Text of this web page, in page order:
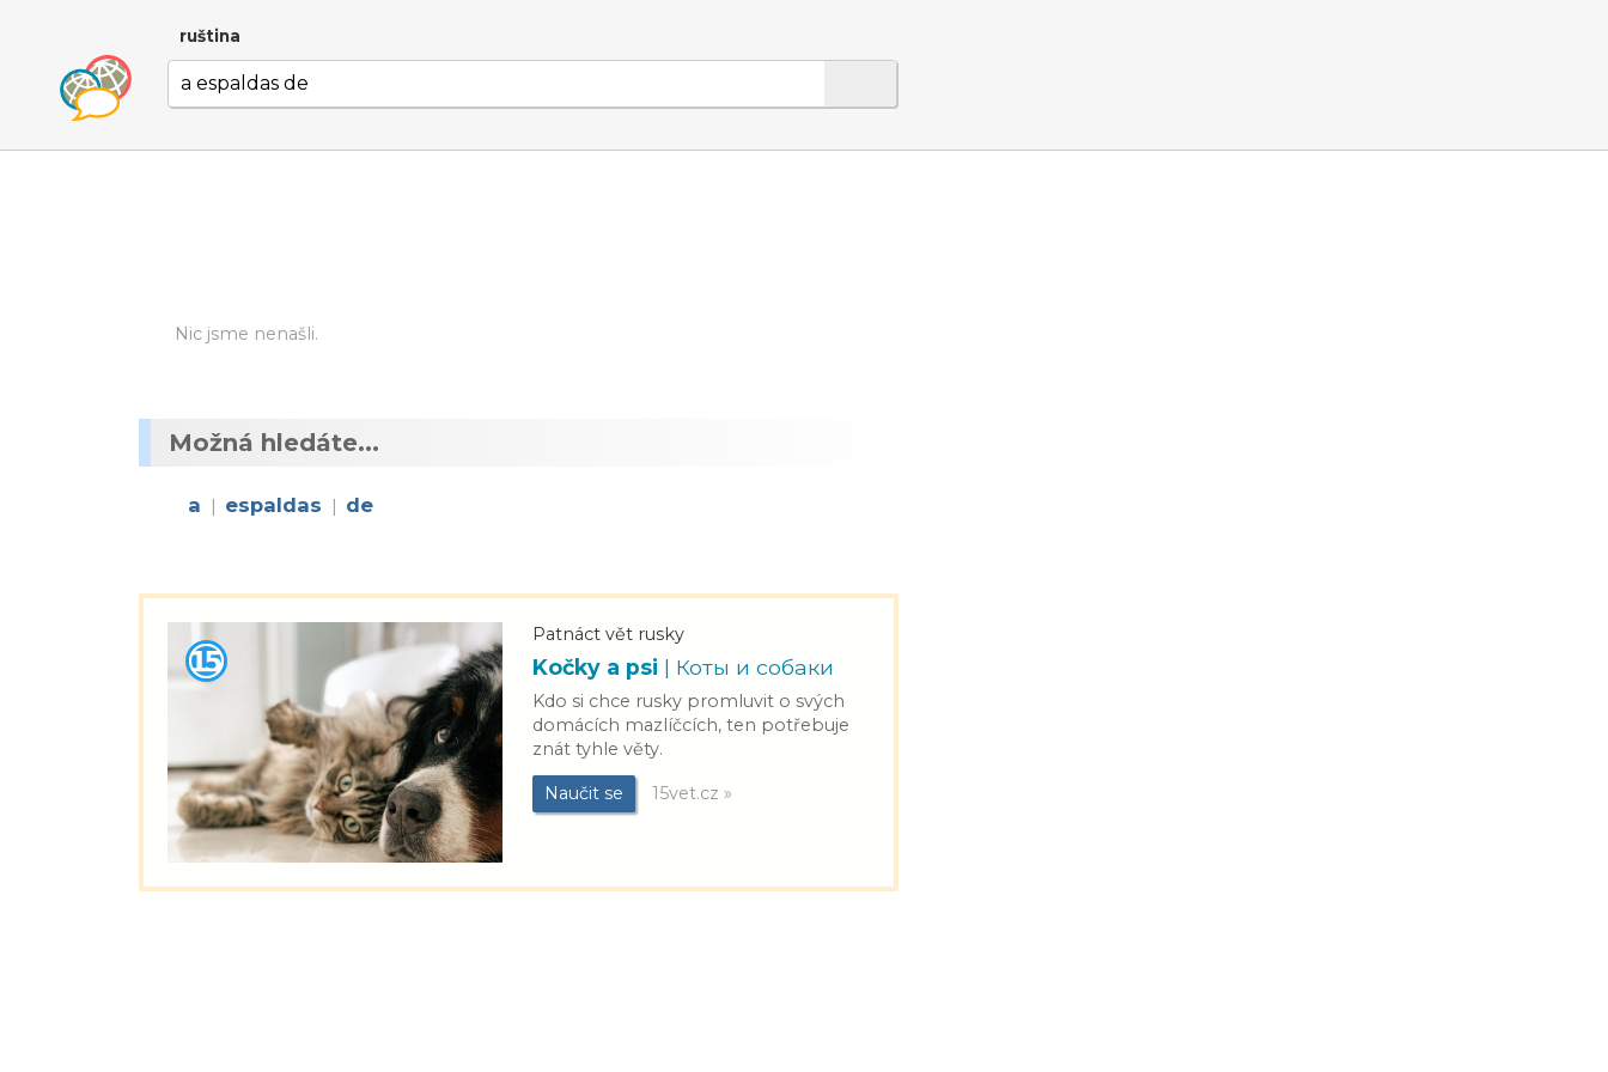
ruština
Nic jsme nenašli.
Možná hledáte...
a | espaldas | de
Patnáct vět rusky
Kočky a psi | Коты и собаки
Kdo si chce rusky promluvit o svých
domácích mazlíčcích, ten potřebuje
znát tyhle věty.
Naučit se 15vet.cz »